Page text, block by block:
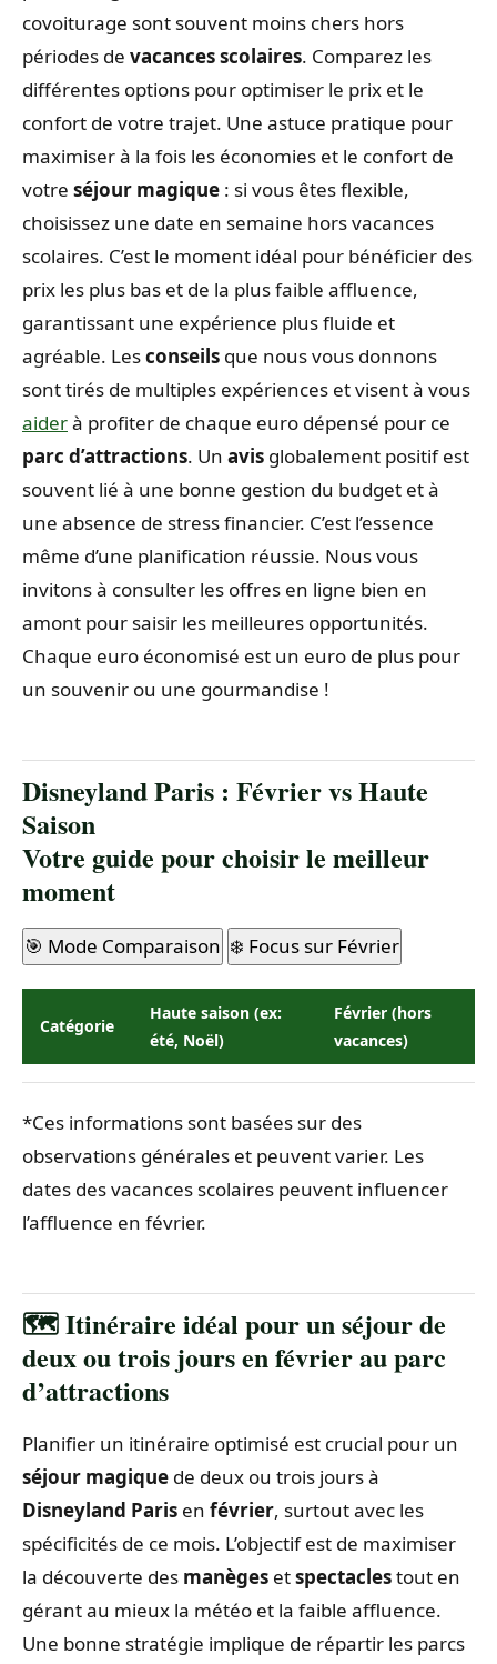
covoiturage sont souvent moins chers hors
périodes de vacances scolaires. Comparez les
différentes options pour optimiser le prix et le
confort de votre trajet. Une astuce pratique pour
maximiser à la fois les économies et le confort de
votre séjour magique : si vous êtes flexible,
choisissez une date en semaine hors vacances
scolaires. C’est le moment idéal pour bénéficier des
prix les plus bas et de la plus faible affluence,
garantissant une expérience plus fluide et
agréable. Lesconseils que nous vous donnons
sont tirés de multiples expériences et visent à vous
aiderà profiter de chaque euro dépensé pour ce
parc d’attractions. Un avis globalement positif est
souvent lié à une bonne gestion du budget et à
une absence de stress financier. C’est l’essence
même d’une planification réussie. Nous vous
invitons à consulter les offres en ligne bien en
amont pour saisir les meilleures opportunités.
Chaque euro économisé est un euro de plus pour
un souvenir ou une gourmandise !
Disneyland Paris : Février vs Haute
Saison
Votre guide pour choisir le meilleur
moment
🎯 Mode Comparaison ❄️ Focus sur Février
Catégorie
Haute saison (ex:
été, Noël)
Février (hors
vacances)
*Ces informations sont basées sur des
observations générales et peuvent varier. Les
dates des vacances scolaires peuvent influencer
l’affluence en février.
🗺️ Itinéraire idéal pour un séjour de
deux ou trois jours en février au parc
d’attractions
Planifier un itinéraire optimisé est crucial pour un
séjour magique de deux ou trois jours à
Disneyland Paris en février, surtout avec les
spécificités de ce mois. L’objectif est de maximiser
la découverte des manèges etspectaclestout en
gérant au mieux la météo et la faible affluence.
Une bonne stratégie implique de répartir les parcs